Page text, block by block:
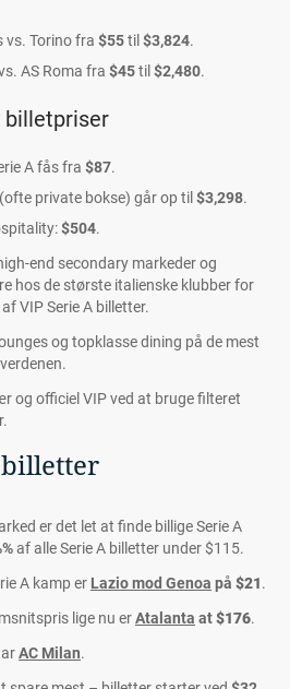
vs. Torino fra $55til $3,824.
AS Roma fra $45til $2,480.
billetpriser
A fås fra $87.
private bokse) går op til $3,298.
$504.
end secondary markeder og
hos de største italienske klubber for
VIP Serie A billetter.
og topklasse dining på de mest
og officiel VIP ved at bruge filteret
billetter
er det let at finde billige Serie A
af alle Serie A billetter under $115.
A kamp er Lazio mod Genoa på $21.
lige nu erAtalanta at$176.
AC Milan.